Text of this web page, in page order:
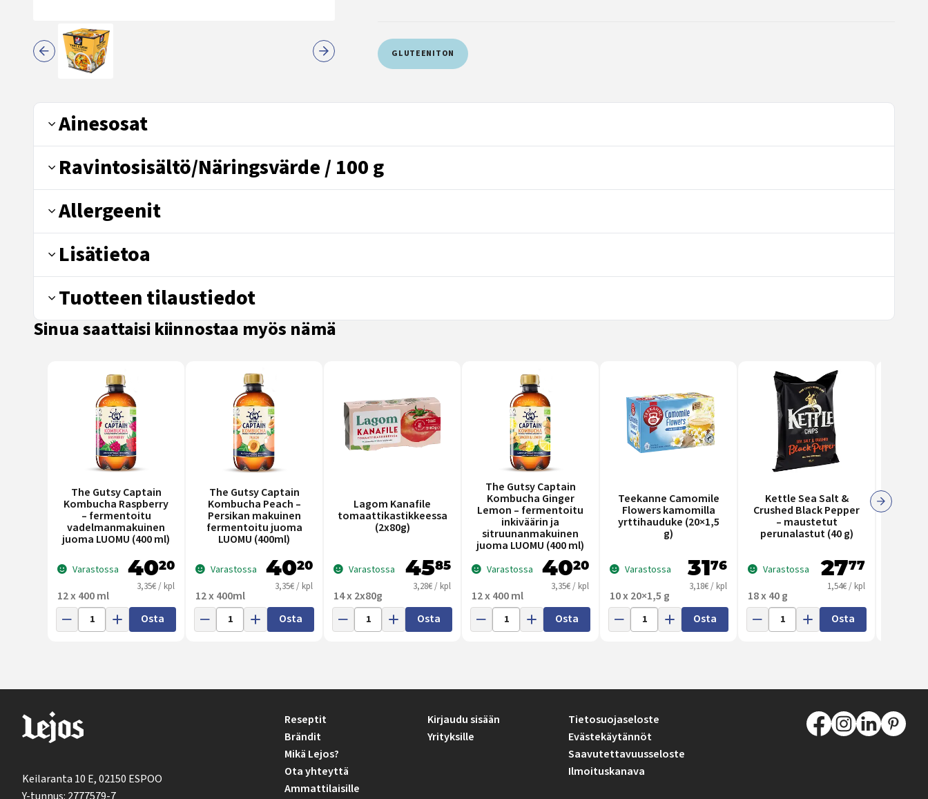
GLUTEENITON
Ainesosat
Ravintosisältö/Näringsvärde / 100 g
Allergeenit
Lisätietoa
Tuotteen tilaustiedot
Sinua saattaisi kiinnostaa myös nämä
The Gutsy Captain
Kombucha Raspberry
– fermentoitu
vadelmanmakuinen
juoma LUOMU (400 ml)
Varastossa 4020
12 x 400 ml
3,35€ / kpl
Osta
The Gutsy Captain
Kombucha Peach –
Persikan makuinen
fermentoitu juoma
LUOMU (400ml)
Varastossa 4020
12 x 400ml
3,35€ / kpl
Osta
Lagom Kanafile
tomaattikastikkeessa
(2x80g)
Varastossa 4585
14 x 2x80g
3,28€ / kpl
Osta
The Gutsy Captain
Kombucha Ginger
Lemon – fermentoitu
inkiväärin ja
sitruunanmakuinen
juoma LUOMU (400 ml)
Varastossa 4020
12 x 400 ml
3,35€ / kpl
Osta
Teekanne Camomile
Flowers kamomilla
yrttihauduke (20×1,5
g)
Varastossa 3176
10 x 20×1,5 g
3,18€ / kpl
Osta
Kettle Sea Salt &
Crushed Black Pepper
– maustetut
perunalastut (40 g)
Varastossa 2777
18 x 40 g
1,54€ / kpl
Osta
Keilaranta 10 E, 02150 ESPOO
Reseptit
Brändit
Mikä Lejos?
Ota yhteyttä
Ammattilaisille
Kirjaudu sisään
Yrityksille
Tietosuojaseloste
Evästekäytännöt
Saavutettavuusseloste
Ilmoituskanava